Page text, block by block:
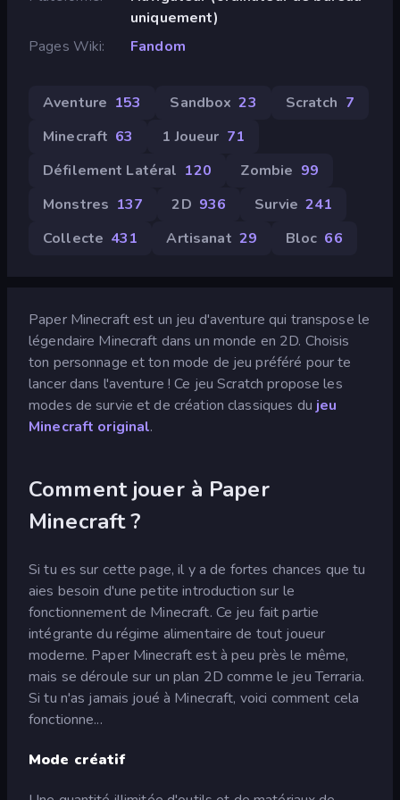
uniquement)
Pages Wiki
Fandom
Aventure 153 Sandbox 23 Scratch 7
Minecraft 63 1 Joueur 71
Défilement Latéral 120 Zombie 99
Monstres 137 2D 936 Survie 241
Collecte 431 Artisanat 29 Bloc 66
Paper Minecraft est un jeu d'aventure qui transpose le
légendaire Minecraft dans un monde en 2D. Choisis
ton personnage et ton mode de jeu préféré pour te
lancer dans l'aventure ! Ce jeu Scratch propose les
modes de survie et de création classiques du jeu
Minecraft original.
Comment jouer à Paper
Minecraft ?
Si tu es sur cette page, il y a de fortes chances que tu
aies besoin d'une petite introduction sur le
fonctionnement de Minecraft. Ce jeu fait partie
intégrante du régime alimentaire de tout joueur
moderne. Paper Minecraft est à peu près le même,
mais se déroule sur un plan 2D comme le jeu Terraria.
Si tu n'as jamais joué à Minecraft, voici comment cela
fonctionne...
Mode créatif